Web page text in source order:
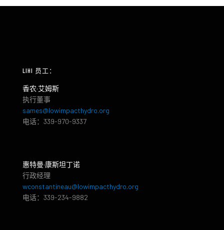
LIHI 员工：
香农·艾姆斯
执行董事
sames@lowimpacthydro.org
电话：339-970-9337
惠特曼·康斯坦丁诺
行政经理
wconstantineau@lowimpacthydro.org
电话：339-234-9882